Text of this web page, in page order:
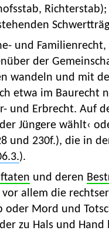
Richterstab);
und
der
wandeln und mit
etwa im Baurecht
und Erbrecht. Auf
Jüngere wählt‹
und 230f.), die in
).
und deren
allem die
Mord und
zu Hals und Hand